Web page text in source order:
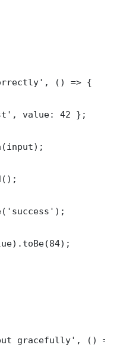
() => {
value: 42 };
gracefully', ()